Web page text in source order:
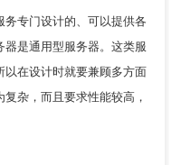
专门设计的、可以提供各
是通用型服务器。这类服
在设计时就要兼顾多方面
杂，而且要求性能较高，